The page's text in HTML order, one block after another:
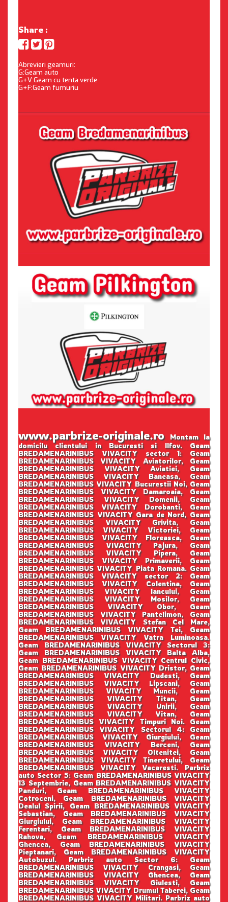
Share :
Abrevieri geamuri:
G:Geam auto
G+V:Geam cu tenta verde
G+F:Geam fumuriu
www.parbrize-originale.roMontam la
domicilu clientului in Bucuresti si Ilfov. Geam
BREDAMENARINIBUS VIVACITY sector 1: Geam
BREDAMENARINIBUS VIVACITY Aviatorilor, Geam
BREDAMENARINIBUS VIVACITY Aviatiei, Geam
BREDAMENARINIBUS VIVACITY Baneasa, Geam
BREDAMENARINIBUS VIVACITY Bucurestii Noi, Geam
BREDAMENARINIBUS VIVACITY Damaroaia, Geam
BREDAMENARINIBUS VIVACITY Domenii, Geam
BREDAMENARINIBUS VIVACITY Dorobanti, Geam
BREDAMENARINIBUS VIVACITY Gara de Nord, Geam
BREDAMENARINIBUS VIVACITY Grivita, Geam
BREDAMENARINIBUS VIVACITY Victoriei, Geam
BREDAMENARINIBUS VIVACITY Floreasca, Geam
BREDAMENARINIBUS VIVACITY Pajura, Geam
BREDAMENARINIBUS VIVACITY Pipera, Geam
BREDAMENARINIBUS VIVACITY Primaverii, Geam
BREDAMENARINIBUS VIVACITY Piata Romana. Geam
BREDAMENARINIBUS VIVACITY sector 2: Geam
BREDAMENARINIBUS VIVACITY Colentina, Geam
BREDAMENARINIBUS VIVACITY Iancului, Geam
BREDAMENARINIBUS VIVACITY Mosilor, Geam
BREDAMENARINIBUS VIVACITY Obor, Geam
BREDAMENARINIBUS VIVACITY Pantelimon, Geam
BREDAMENARINIBUS VIVACITY Stefan Cel Mare,
Geam BREDAMENARINIBUS VIVACITY Tei, Geam
BREDAMENARINIBUS VIVACITY Vatra Luminoasa.
Geam BREDAMENARINIBUS VIVACITY Sectorul 3:
Geam BREDAMENARINIBUS VIVACITY Balta Alba,
Geam BREDAMENARINIBUS VIVACITY Centrul Civic,
Geam BREDAMENARINIBUS VIVACITY Dristor, Geam
BREDAMENARINIBUS VIVACITY Dudesti, Geam
BREDAMENARINIBUS VIVACITY Lipscani, Geam
BREDAMENARINIBUS VIVACITY Muncii, Geam
BREDAMENARINIBUS VIVACITY Titan, Geam
BREDAMENARINIBUS VIVACITY Unirii, Geam
BREDAMENARINIBUS VIVACITY Vitan, Geam
BREDAMENARINIBUS VIVACITY Timpuri Noi. Geam
BREDAMENARINIBUS VIVACITY Sectorul 4: Geam
BREDAMENARINIBUS VIVACITY Giurgiului, Geam
BREDAMENARINIBUS VIVACITY Berceni, Geam
BREDAMENARINIBUS VIVACITY Oltenitei, Geam
BREDAMENARINIBUS VIVACITY Tineretului, Geam
BREDAMENARINIBUS VIVACITY Vacaresti. Parbriz
auto Sector 5: Geam BREDAMENARINIBUS VIVACITY
13 Septembrie, Geam BREDAMENARINIBUS VIVACITY
Panduri, Geam BREDAMENARINIBUS VIVACITY
Cotroceni, Geam BREDAMENARINIBUS VIVACITY
Dealul Spirii, Geam BREDAMENARINIBUS VIVACITY
Sebastian, Geam BREDAMENARINIBUS VIVACITY
Giurgiului, Geam BREDAMENARINIBUS VIVACITY
Ferentari, Geam BREDAMENARINIBUS VIVACITY
Rahova, Geam BREDAMENARINIBUS VIVACITY
Ghencea, Geam BREDAMENARINIBUS VIVACITY
Pieptanari, Geam BREDAMENARINIBUS VIVACITY
Autobuzul. Parbriz auto Sector 6: Geam
BREDAMENARINIBUS VIVACITY Crangasi, Geam
BREDAMENARINIBUS VIVACITY Ghencea, Geam
BREDAMENARINIBUS VIVACITY Giulesti, Geam
BREDAMENARINIBUS VIVACITY Drumul Taberei, Geam
BREDAMENARINIBUS VIVACITY Militari. Parbriz auto